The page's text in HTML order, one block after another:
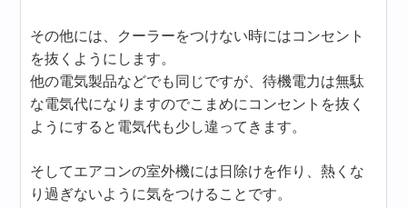
その他には、クーラーをつけない時にはコンセント
を抜くようにします。
他の電気製品などでも同じですが、待機電力は無駄
な電気代になりますのでこまめにコンセントを抜く
ようにすると電気代も少し違ってきます。
そしてエアコンの室外機には日除けを作り、熱くな
り過ぎないように気をつけることです。